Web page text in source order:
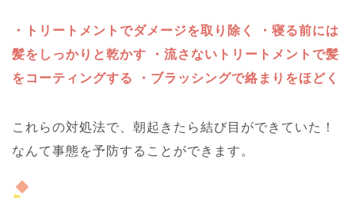
・トリートメントでダメージを取り除く
・寝る前には
髪をしっかりと乾かす
・流さないトリートメントで髪
をコーティングする
・ブラッシングで絡まりをほどく
これらの対処法で、朝起きたら結び目ができていた！
なんて事態を予防することができます。